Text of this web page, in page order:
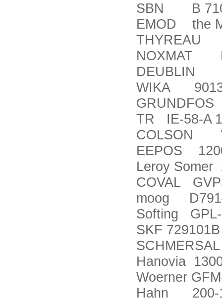
SBN B
EMOD the
THYREAU
NOXMAT
DEUBLIN
WIKA
GRUNDFOS
TR IE-58-A
COLSON
EEPOS
Leroy Somer
COVAL
moog D791
Softing GPL-
SKF
Hanovia
Woerner
Hahn 200-